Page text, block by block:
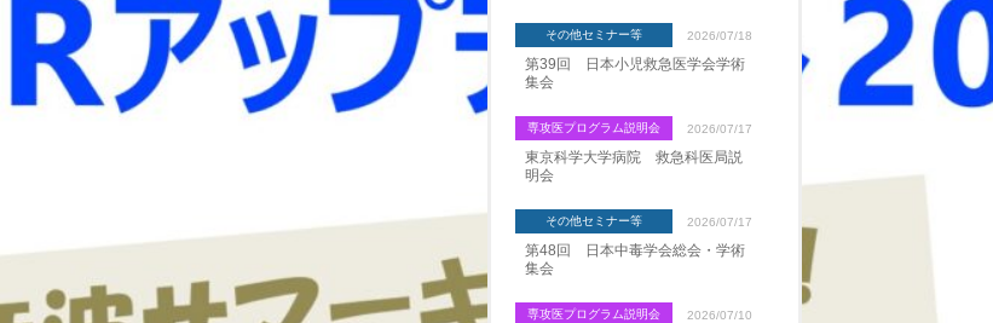
その他セミナー等 2026/07/18
第39回 日本小児救急医学会学術
集会
専攻医プログラム説明会 2026/07/17
東京科学大学病院 救急科医局説
明会
その他セミナー等 2026/07/17
第48回 日本中毒学会総会・学術
集会
専攻医プログラム説明会 2026/07/10